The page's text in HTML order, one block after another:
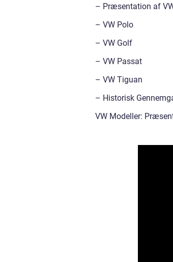
– Præsentation af
– VW Polo
– VW Golf
– VW Passat
– VW Tiguan
– Historisk
VW Modeller: